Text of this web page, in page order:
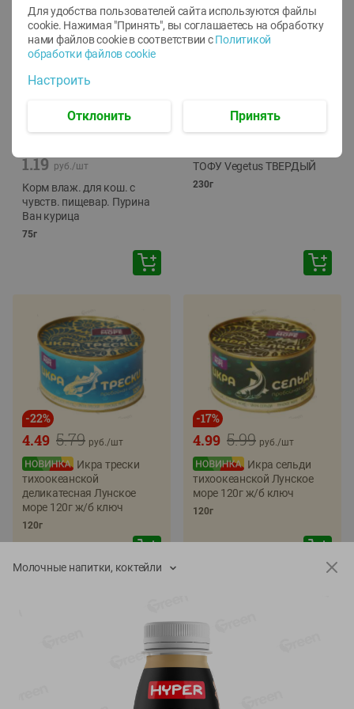
1.19 руб./шт
Корм влаж. для кош. с
чувств. пищевар. Пурина
Ван курица
75г
ТОФУ Vegetus ТВЕРДЫЙ
230г
-22%
5.79
4.49 руб./шт
Икра трески
тихоокеанской
деликатесная Лунское
море 120г ж/б ключ
120г
-17%
5.99
4.99 руб./шт
Икра сельди
тихоокеанской Лунское
море 120г ж/б ключ
120г
Молочные напитки, коктейли
Для удобства пользователей сайта используются файлы
cookie. Нажимая "Принять", вы соглашаетесь на обработку
нами файлов cookie в соответствии с Политикой
обработки файлов cookie
Настроить
Отклонить Принять